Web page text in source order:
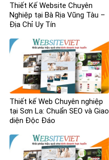
Thiết Kế Website Chuyên
Nghiệp tại Bà Rịa Vũng Tàu –
Địa Chỉ Uy Tín
Thiết kế Web Chuyên nghiệp
tại Sơn La: Chuẩn SEO và Giao
diện Độc Đáo